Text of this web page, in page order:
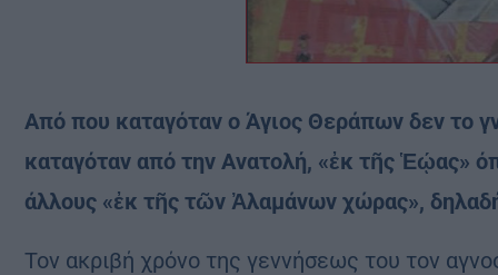
Από που καταγόταν ο Άγιος Θεράπων δεν το
καταγόταν από την Ανατολή, «ἐκ τῆς Ἑῴας»
άλλους «ἐκ τῆς τῶν Ἀλαμάνων χώρας»,
Τον ακριβή χρόνο της γεννήσεως του τον